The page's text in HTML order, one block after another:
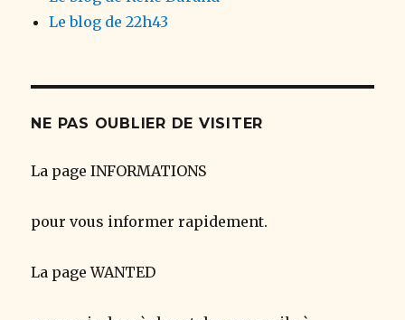
Le blog de 22h43
NE PAS OUBLIER DE VISITER
La page INFORMATIONS
pour vous informer rapidement.
La page WANTED